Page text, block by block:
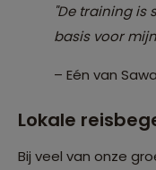
"De training is
basis voor
– Eén van
Lokale
Bij veel van onze